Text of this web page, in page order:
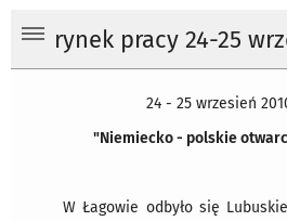
rynek pracy 24-25
24 - 25 wrzesień
"Niemiecko - polskie
W Łagowie odbyło się